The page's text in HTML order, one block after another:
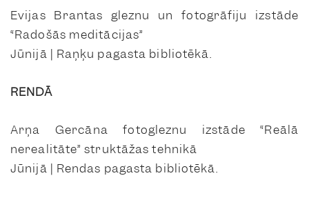
Evijas Brantas gleznu un fotogrāfiju izstāde
“Radošās meditācijas”
Jūnijā | Raņķu pagasta bibliotēkā.
RENDĀ
Arņa Gercāna fotogleznu izstāde “Reālā
nerealitāte” struktāžas tehnikā
Jūnijā | Rendas pagasta bibliotēkā.